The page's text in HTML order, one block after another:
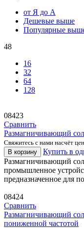
от Я до А
Дешевые выше
Популярные
48
16
32
64
128
08423
Сравнить
Размагничивающий
Свяжитесь с нами насчёт
В корзину
Купить в
Размагничивающий
промышленное
предназначенное для
08424
Сравнить
Размагничивающий
пониженной частотой